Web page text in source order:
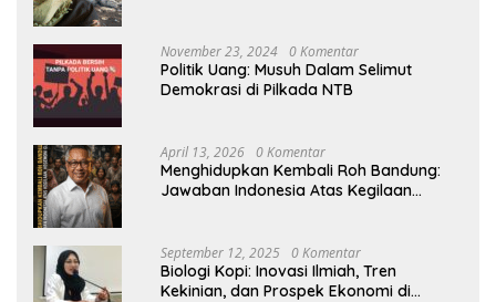
November 23, 2024 0 Komentar
Politik Uang: Musuh Dalam Selimut
Demokrasi di Pilkada NTB
April 13, 2026 0 Komentar
Menghidupkan Kembali Roh Bandung:
Jawaban Indonesia Atas Kegilaan
September 12, 2025 0 Komentar
Biologi Kopi: Inovasi Ilmiah, Tren
Kekinian, dan Prospek Ekonomi di